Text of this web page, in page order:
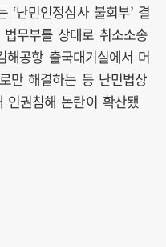
‘난민인정심사 불회부’ 결
무부를 상대로 취소소송
공항 출국대기실에서 머
만 해결하는 등 난민법상
인권침해 논란이 확산됐